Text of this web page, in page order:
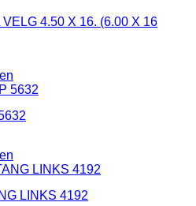
4.50 X 16. (6.00 X 16
LINKS 4192